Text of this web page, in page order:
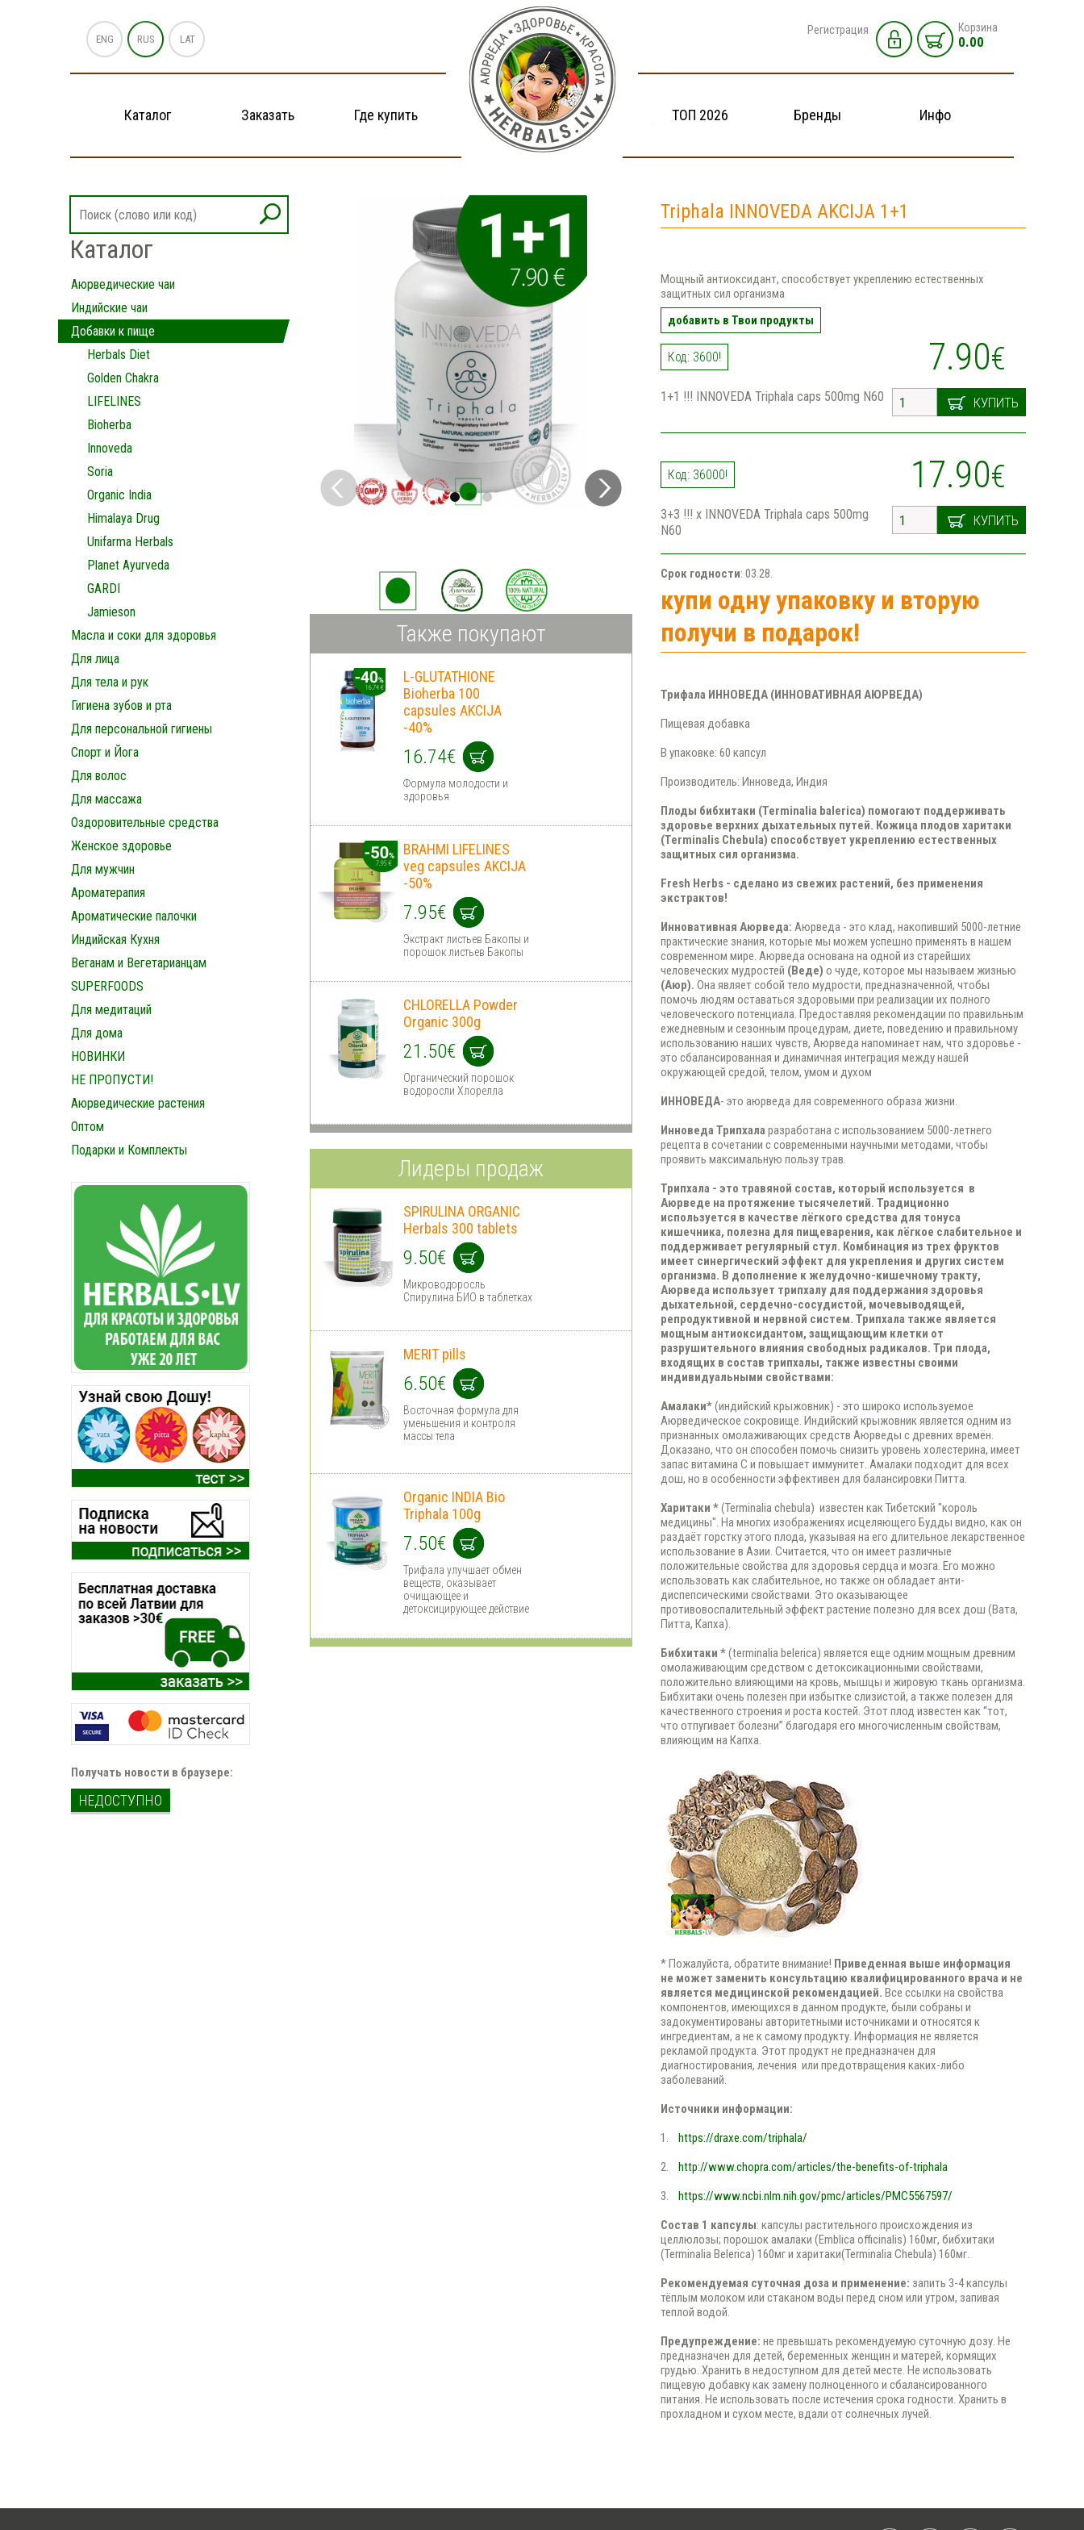
ENG RUS LAT
Регистрация Корзина
0.00
Каталог Заказать Где купить ТОП 2026 Бренды Инфо
Каталог
Аюрведические чаи
Индийские чаи
Добавки к пище
Herbals Diet
Golden Chakra
LIFELINES
Bioherba
Innoveda
Soria
Organic India
Himalaya Drug
Unifarma Herbals
Planet Ayurveda
GARDI
Jamieson
Масла и соки для здоровья
Для лица
Для тела и рук
Гигиена зубов и рта
Для персональной гигиены
Спорт и Йога
Для волос
Для массажа
Оздоровительные средства
Женское здоровье
Для мужчин
Ароматерапия
Ароматические палочки
Индийская Кухня
Веганам и Вегетарианцам
SUPERFOODS
Для медитаций
Для дома
НОВИНКИ
НЕ ПРОПУСТИ!
Аюрведические растения
Оптом
Подарки и Комплекты
Получать новости в браузере:
НЕДОСТУПНО
Triphala INNOVEDA AKCIJA 1+1
Мощный антиоксидант, способствует укреплению естественных
защитных сил организма
добавить в Твои продукты
Код: 3600! 7.90€
КУПИТЬ
1+1 !!! INNOVEDA Triphala caps 500mg N60
Код: 36000! 17.90€
КУПИТЬ
3+3 !!! x INNOVEDA Triphala caps 500mg
N60
Срок годности: 03.28.
купи одну упаковку и вторую
получи в подарок!
Трифала ИННОВЕДА (ИННОВАТИВНАЯ АЮРВЕДА)
Пищевая добавка
В упаковке: 60 капсул
Производитель: Инноведа, Индия
Плоды бибхитаки (Terminalia balerica) помогают поддерживать
здоровье верхних дыхательных путей. Кожица плодов харитаки
(Terminalis Chebula) способствует укреплению естественных
защитных сил организма.
Fresh Herbs - сделано из свежих растений, без применения
экстрактов!
Инновативная Аюрведа: Аюрведа - это клад, накопивший 5000-летние
практические знания, которые мы можем успешно применять в нашем
современном мире. Аюрведа основана на одной из старейших
человеческих мудростей (Веде) о чуде, которое мы называем жизнью
(Аюр). Она являет собой тело мудрости, предназначенной, чтобы
помочь людям оставаться здоровыми при реализации их полного
человеческого потенциала. Предоставляя рекомендации по правильным
ежедневным и сезонным процедурам, диете, поведению и правильному
использованию наших чувств, Аюрведа напоминает нам, что здоровье -
это сбалансированная и динамичная интеграция между нашей
окружающей средой, телом, умом и духом
ИННОВЕДА- это аюрведа для современного образа жизни.
Инноведа Трипхаларазработана с использованием 5000-летнего
рецепта в сочетании с современными научными методами, чтобы
проявить максимальную пользу трав.
Трипхала - это травяной состав, который используется в
Аюрведе на протяжение тысячелетий. Традиционно
используется в качестве лёгкого средства для тонуса
кишечника, полезна для пищеварения, как лёгкое слабительное и
поддерживает регулярный стул. Комбинация из трех фруктов
имеет синергический эффект для укрепления и других систем
организма. В дополнение к желудочно-кишечному тракту,
Аюрведа использует трипхалу для поддержания здоровья
дыхательной, сердечно-сосудистой, мочевыводящей,
репродуктивной и нервной систем. Трипхала также является
мощным антиоксидантом, защищающим клетки от
разрушительного влияния свободных радикалов. Три плода,
входящих в состав трипхалы, также известны своими
индивидуальными свойствами:
Амалаки*(индийский крыжовник) - это широко используемое
Аюрведическое сокровище. Индийский крыжовник является одним из
признанных омолаживающих средств Аюрведы с древних времён.
Доказано, что он способен помочь снизить уровень холестерина, имеет
запас витамина С и повышает иммунитет. Амалаки подходит для всех
дош, но в особенности эффективен для балансировки Питта.
Харитаки *(Terminalia chebula) известен как Тибетский "король
медицины". На многих изображениях исцеляющего Будды видно, как он
раздаёт горстку этого плода, указывая на его длительное лекарственное
использование в Азии. Считается, что он имеет различные
положительные свойства для здоровья сердца и мозга. Его можно
использовать как слабительное, но также он обладает анти-
диспепсическими свойствами. Это оказывающее
противовоспалительный эффект растение полезно для всех дош (Вата,
Питта, Капха).
Бибхитаки *(terminalia belerica) является еще одним мощным древним
омолаживающим средством с детоксикационными свойствами,
положительно влияющими на кровь, мышцы и жировую ткань организма.
Бибхитаки очень полезен при избытке слизистой, а также полезен для
качественного строения и роста костей. Этот плод известен как “тот,
что отпугивает болезни” благодаря его многочисленным свойствам,
влияющим на Капха.
* Пожалуйста, обратите внимание! Приведенная выше информация
не может заменить консультацию квалифицированного врача и не
является медицинской рекомендацией. Все ссылки на свойства
компонентов, имеющихся в данном продукте, были собраны и
задокументированы авторитетными источниками и относятся к
ингредиентам, а не к самому продукту. Информация не является
рекламой продукта. Этот продукт не предназначен для
диагностирования, лечения или предотвращения каких-либо
заболеваний.
Источники информации:
1.https://draxe.com/triphala/
2.http://www.chopra.com/articles/the-benefits-of-triphala
3.https://www.ncbi.nlm.nih.gov/pmc/articles/PMC5567597/
Состав 1 капсулы: капсулы растительного происхождения из
целлюлозы; порошок амалаки (Emblica officinalis) 160мг, бибхитаки
(Terminalia Belerica) 160мг и харитаки(Terminalia Chebula) 160мг.
Рекомендуемая суточная доза и применение: запить 3-4 капсулы
тёплым молоком или стаканом воды перед сном или утром, запивая
теплой водой.
Предупреждение: не превышать рекомендуемую суточную дозу. Не
предназначен для детей, беременных женщин и матерей, кормящих
грудью. Хранить в недоступном для детей месте. Не использовать
пищевую добавку как замену полноценного и сбалансированного
питания. Не использовать после истечения срока годности. Хранить в
прохладном и сухом месте, вдали от солнечных лучей.
Также покупают
L-GLUTATHIONE
Bioherba 100
capsules AKCIJA
-40%
16.74€
Формула молодости и
здоровья
BRAHMI LIFELINES
veg capsules AKCIJA
-50%
7.95€
Экстракт листьев Бакопы и
порошок листьев Бакопы
CHLORELLA Powder
Organic 300g
21.50€
Органический порошок
водоросли Хлорелла
Лидеры продаж
SPIRULINA ORGANIC
Herbals 300 tablets
9.50€
Микроводоросль
Спирулина БИО в таблетках
MERIT pills
6.50€
Восточная формула для
уменьшения и контроля
массы тела
Organic INDIA Bio
Triphala 100g
7.50€
Трифала улучшает обмен
веществ, оказывает
очищающее и
детоксицирующее действие